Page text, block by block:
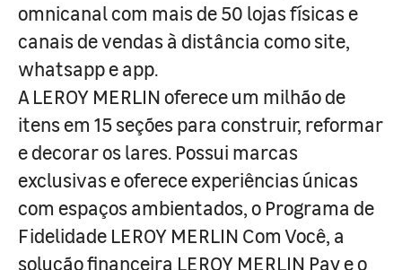
omnicanal com mais de 50 lojas físicas e
canais de vendas à distância como site,
whatsapp e app.
A LEROY MERLIN oferece um milhão de
itens em 15 seções para construir, reformar
e decorar os lares. Possui marcas
exclusivas e oferece experiências únicas
com espaços ambientados, o Programa de
Fidelidade LEROY MERLIN Com Você, a
solução financeira LEROY MERLIN Pay e o